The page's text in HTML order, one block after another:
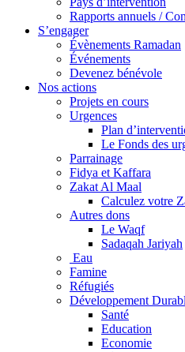
Rapports annuels /
S’engager
Évènements Ramadan
Événements
Devenez bénévole
Nos actions
Projets en cours
Urgences
Plan
Le Fonds des
Parrainage
Fidya et Kaffara
Zakat Al Maal
Calculez votre
Autres dons
Le Waqf
Sadaqah Jariyah
Eau
Famine
Réfugiés
Développement
Santé
Education
Economie